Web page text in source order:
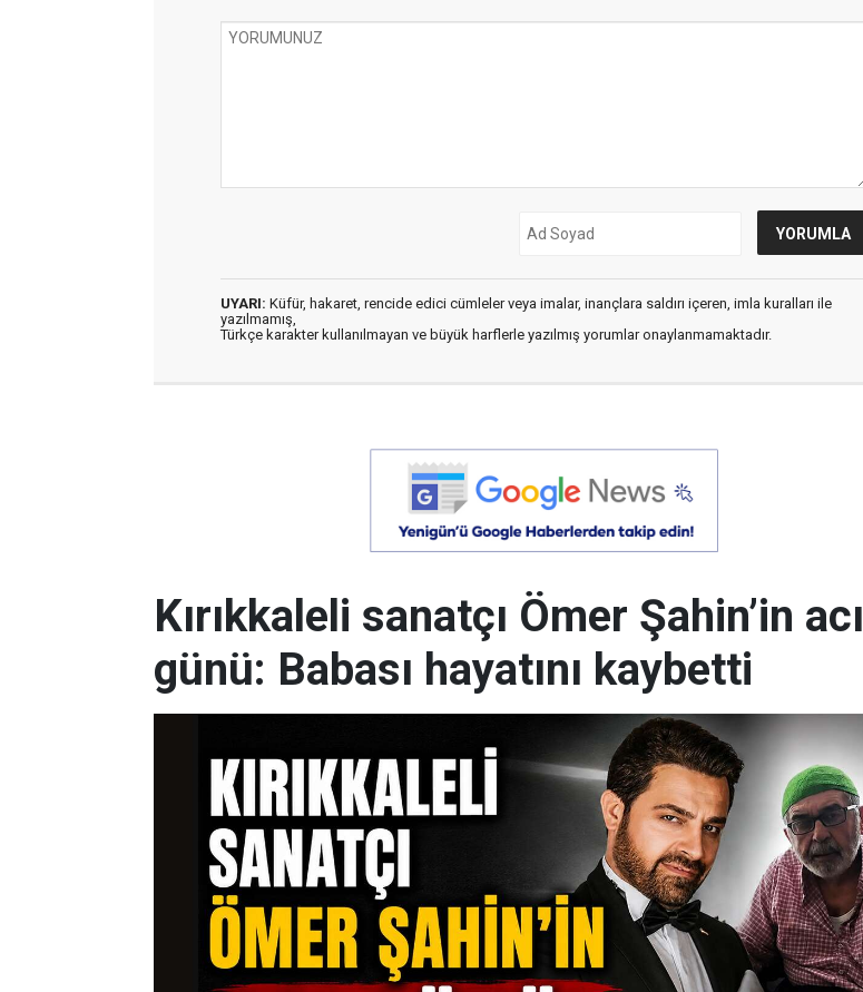
UYARI: Küfür, hakaret, rencide edici cümleler veya imalar, inançlara saldırı içeren, imla kuralları ile
yazılmamış,
Türkçe karakter kullanılmayan ve büyük harflerle yazılmış yorumlar onaylanmamaktadır.
Kırıkkaleli sanatçı Ömer Şahin’in acı
günü: Babası hayatını kaybetti